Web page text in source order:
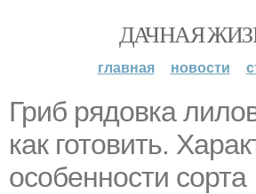
ДАЧНАЯ
главная новости
Гриб рядовка
как готовить.
особенности сорта